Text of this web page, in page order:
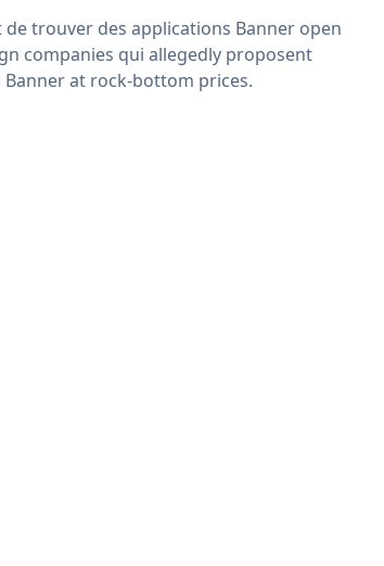
trouver des applications Banner open
companies qui allegedly proposent
Banner at rock-bottom prices.